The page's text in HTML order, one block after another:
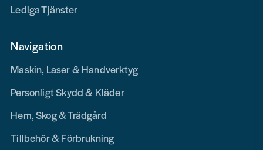
Lediga Tjänster
Navigation
Maskin, Laser & Handverktyg
Personligt Skydd & Kläder
Hem, Skog & Trädgård
Tillbehör & Förbrukning